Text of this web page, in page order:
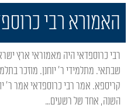
האמורא רבי
רבי כרוספדאי היה מאמוראי ארץ ישראל בדור השלישי לאמוראים. בנו של ר'
שבתאי. מתלמידי ר' יוחנן. מוזכר
קריספא. אמר רבי כרוספדאי אמר ר'
השנה, אחד של רשעים…